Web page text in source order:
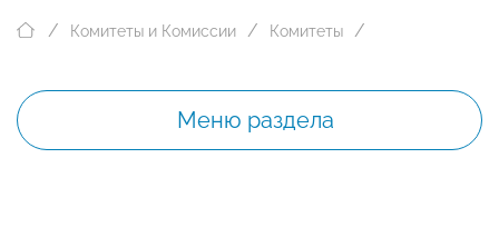
Комитеты и Комиссии Комитеты
Меню раздела